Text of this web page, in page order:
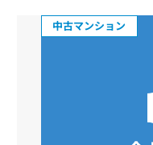
中古マンション